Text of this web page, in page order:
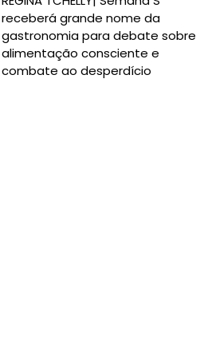
receberá grande nome da
gastronomia para debate sobre
alimentação consciente e
combate ao desperdício